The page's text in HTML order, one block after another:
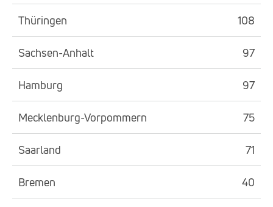
Thüringen 108
Sachsen-Anhalt 97
Hamburg 97
Mecklenburg-Vorpommern 75
Saarland 71
Bremen 40